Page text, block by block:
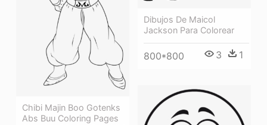
Dibujos De Maicol
Jackson Para Colorear
800*800 3 1
Chibi Majin Boo Gotenks
Abs Buu Coloring Pages